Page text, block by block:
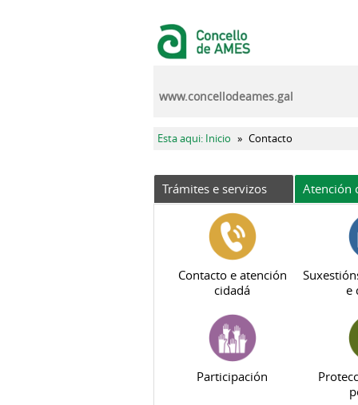
www.concellodeames.gal
Vostede está aquí
Esta aqui: Inicio » Contacto
Trámites e servizos Atención
Contacto e atención
cidadá
e
Participación